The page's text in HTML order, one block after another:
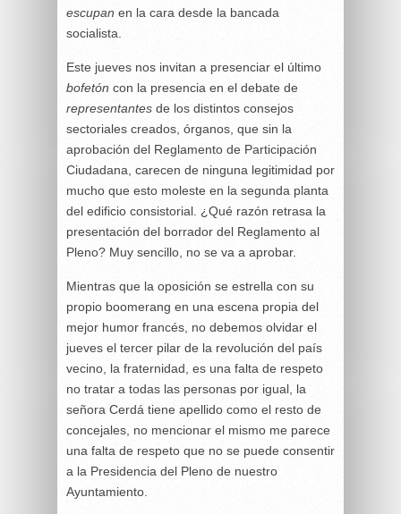
escupan en la cara desde la bancada
socialista.
Este jueves nos invitan a presenciar el último
bofetón con la presencia en el debate de
representantes de los distintos consejos
sectoriales creados, órganos, que sin la
aprobación del Reglamento de Participación
Ciudadana, carecen de ninguna legitimidad por
mucho que esto moleste en la segunda planta
del edificio consistorial. ¿Qué razón retrasa la
presentación del borrador del Reglamento al
Pleno? Muy sencillo, no se va a aprobar.
Mientras que la oposición se estrella con su
propio boomerang en una escena propia del
mejor humor francés, no debemos olvidar el
jueves el tercer pilar de la revolución del país
vecino, la fraternidad, es una falta de respeto
no tratar a todas las personas por igual, la
señora Cerdá tiene apellido como el resto de
concejales, no mencionar el mismo me parece
una falta de respeto que no se puede consentir
a la Presidencia del Pleno de nuestro
Ayuntamiento.